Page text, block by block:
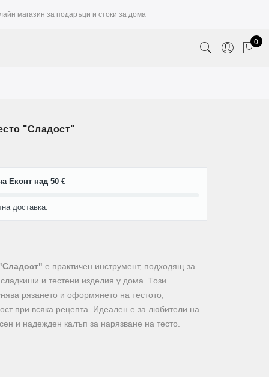
магазин за подаръци и стоки за дома
0
"Сладост"
Еконт над 50 €
доставка.
е практичен инструмент, подходящ за
и тестени изделия у дома. Този
рязането и оформянето на тестото,
при всяка рецепта. Идеален е за любители на
и надежден калъп за нарязване на тесто.